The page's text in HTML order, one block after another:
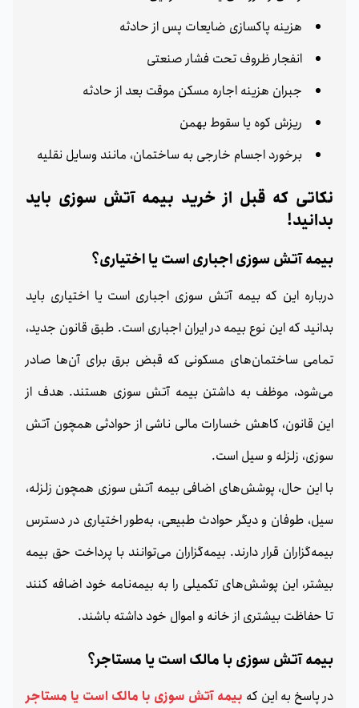
هزینه پاکسازی ضایعات پس از حادثه
انفجار ظروف تحت فشار صنعتی
جبران هزینه اجاره مسکن موقت بعد از حادثه
ریزش کوه یا سقوط بهمن
برخورد اجسام خارجی به ساختمان، مانند وسایل نقلیه
نکاتی که قبل از خرید بیمه آتش سوزی باید
بدانید!
بیمه آتش سوزی اجباری است یا اختیاری؟
درباره این که بیمه آتش سوزی اجباری است یا اختیاری باید
بدانید که این نوع بیمه در ایران اجباری است. طبق قانون جدید،
تمامی ساختمان‌های مسکونی که قبض برق برای آن‌ها صادر
می‌شود، موظف به داشتن بیمه آتش‌ سوزی هستند. هدف از
این قانون، کاهش خسارات مالی ناشی از حوادثی همچون آتش‌
سوزی، زلزله و سیل است.
با این حال، پوشش‌های اضافی بیمه آتش‌ سوزی همچون زلزله،
سیل، طوفان و دیگر حوادث طبیعی، به‌طور اختیاری در دسترس
بیمه‌گزاران قرار دارند. بیمه‌گزاران می‌توانند با پرداخت حق بیمه
بیشتر، این پوشش‌های تکمیلی را به بیمه‌نامه خود اضافه کنند
تا حفاظت بیشتری از خانه و اموال خود داشته باشند.
بیمه آتش سوزی با مالک است یا مستاجر؟
در پاسخ به این که بیمه آتش سوزی با مالک است یا مستاجر